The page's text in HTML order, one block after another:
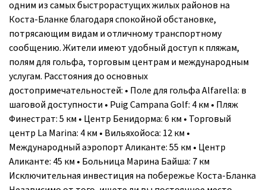
одним из самых быстрорастущих жилых районов на
Коста-Бланке благодаря спокойной обстановке,
потрясающим видам и отличному транспортному
сообщению. Жители имеют удобный доступ к пляжам,
полям для гольфа, торговым центрам и международным
услугам. Расстояния до основных
достопримечательностей: • Поле для гольфа Alfarella: в
шаговой доступности • Puig Campana Golf: 4 км • Пляж
Финестрат: 5 км • Центр Бенидорма: 6 км • Торговый
центр La Marina: 4 км • Вильяхойоса: 12 км •
Международный аэропорт Аликанте: 55 км • Центр
Аликанте: 45 км • Больница Марина Байша: 7 км
Исключительная инвестиция на побережье Коста-Бланка